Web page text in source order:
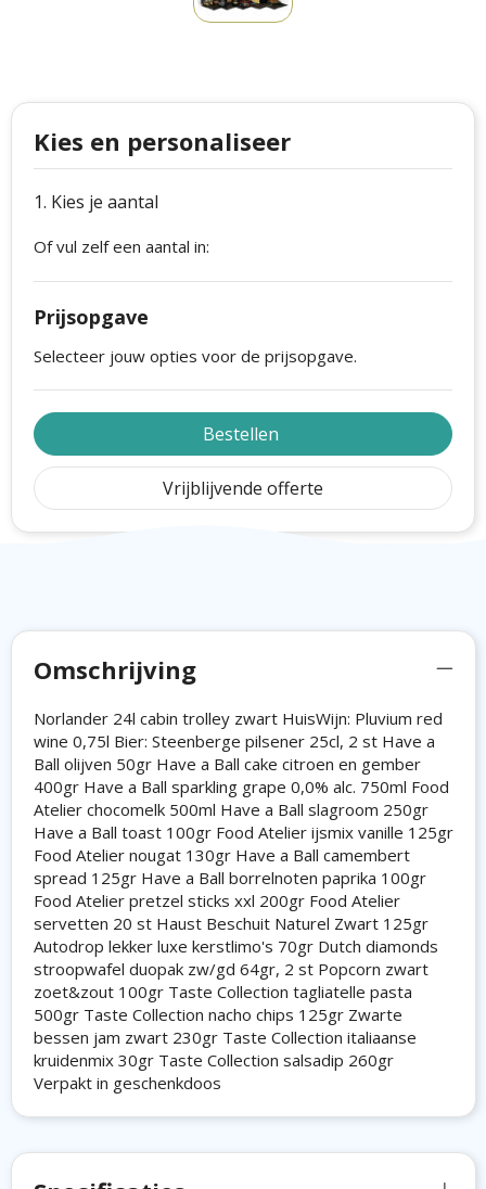
Craft
Thule
Case Logic
Mepal
Parker
Stanley
Kerstspellen
Kersttassen
kerstkaarsen
Kies en personaliseer
1. Kies je aantal
Of vul zelf een aantal in:
Prijsopgave
Selecteer jouw opties voor de prijsopgave.
Bestellen
Vrijblijvende offerte
Omschrijving
Norlander 24l cabin trolley zwart HuisWijn: Pluvium red
wine 0,75l Bier: Steenberge pilsener 25cl, 2 st Have a
Ball olijven 50gr Have a Ball cake citroen en gember
400gr Have a Ball sparkling grape 0,0% alc. 750ml Food
Atelier chocomelk 500ml Have a Ball slagroom 250gr
Have a Ball toast 100gr Food Atelier ijsmix vanille 125gr
Food Atelier nougat 130gr Have a Ball camembert
spread 125gr Have a Ball borrelnoten paprika 100gr
Food Atelier pretzel sticks xxl 200gr Food Atelier
servetten 20 st Haust Beschuit Naturel Zwart 125gr
Autodrop lekker luxe kerstlimo's 70gr Dutch diamonds
stroopwafel duopak zw/gd 64gr, 2 st Popcorn zwart
zoet&zout 100gr Taste Collection tagliatelle pasta
500gr Taste Collection nacho chips 125gr Zwarte
bessen jam zwart 230gr Taste Collection italiaanse
kruidenmix 30gr Taste Collection salsadip 260gr
Verpakt in geschenkdoos